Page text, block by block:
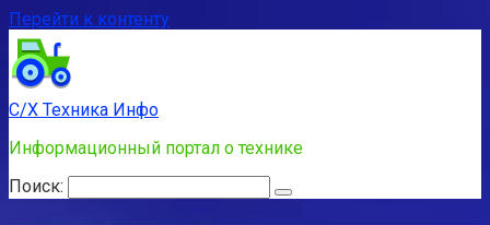
Перейти к контенту
С/Х Техника Инфо
Информационный портал о технике
Поиск: